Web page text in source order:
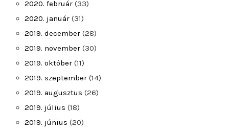
2020. február (33)
2020. január (31)
2019. december (28)
2019. november (30)
2019. október (11)
2019. szeptember (14)
2019. augusztus (26)
2019. július (18)
2019. június (20)